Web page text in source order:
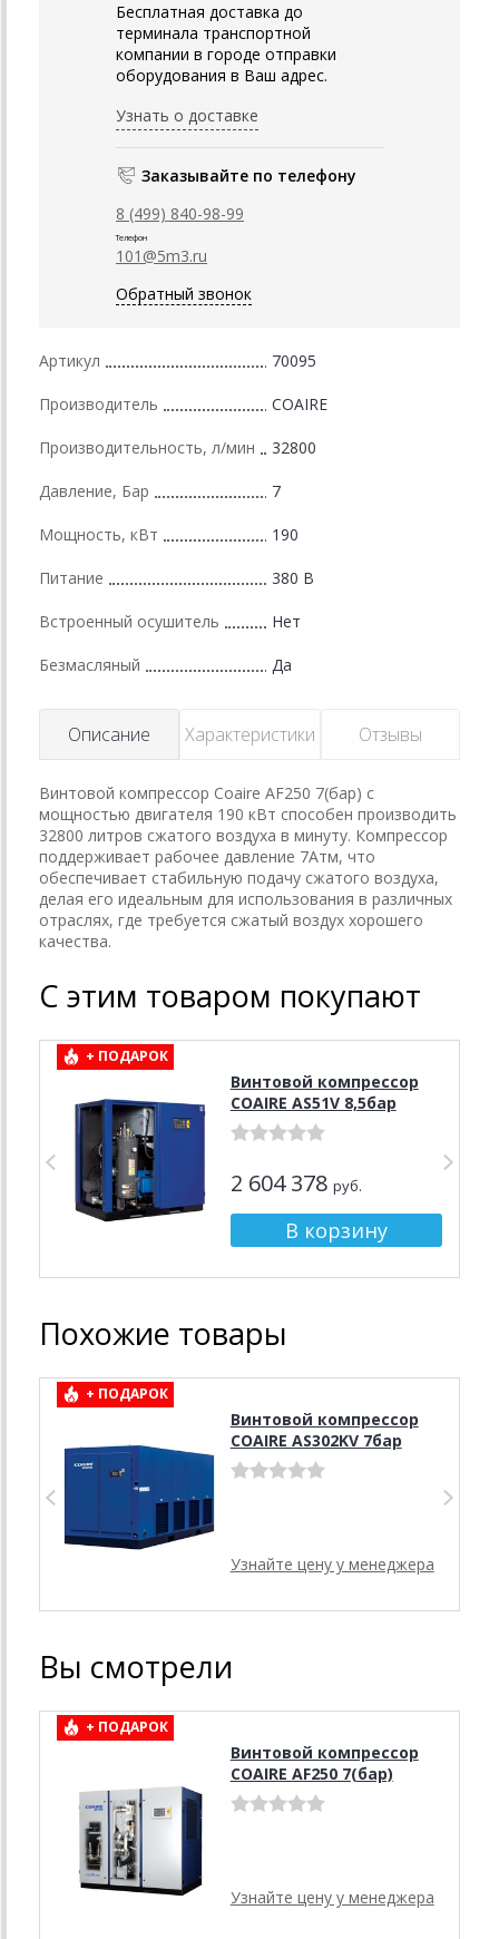
Бесплатная доставка до
терминала транспортной
компании в городе отправки
оборудования в Ваш адрес.
Узнать о доставке
Заказывайте по телефону
8 (499) 840-98-99
Телефон
101@5m3.ru
Обратный звонок
Артикул 70095
Производитель COAIRE
Производительность, л/мин 32800
Давление, Бар 7
Мощность, кВт 190
Питание 380 В
Встроенный осушитель Нет
Безмасляный Да
Описание Характеристики Отзывы
Винтовой компрессор Coaire AF250 7(бар) с
мощностью двигателя 190 кВт способен производить
32800 литров сжатого воздуха в минуту. Компрессор
поддерживает рабочее давление 7Атм, что
обеспечивает стабильную подачу сжатого воздуха,
делая его идеальным для использования в различных
отраслях, где требуется сжатый воздух хорошего
качества.
С этим товаром покупают
+ ПОДАРОК
Винтовой компрессор
COAIRE AS51V 8,5бар
2 604 378 руб.
Похожие товары
+ ПОДАРОК
Винтовой компрессор
COAIRE AS302KV 7бар
Узнайте цену у менеджера
Вы смотрели
+ ПОДАРОК
Винтовой компрессор
COAIRE AF250 7(бар)
Узнайте цену у менеджера